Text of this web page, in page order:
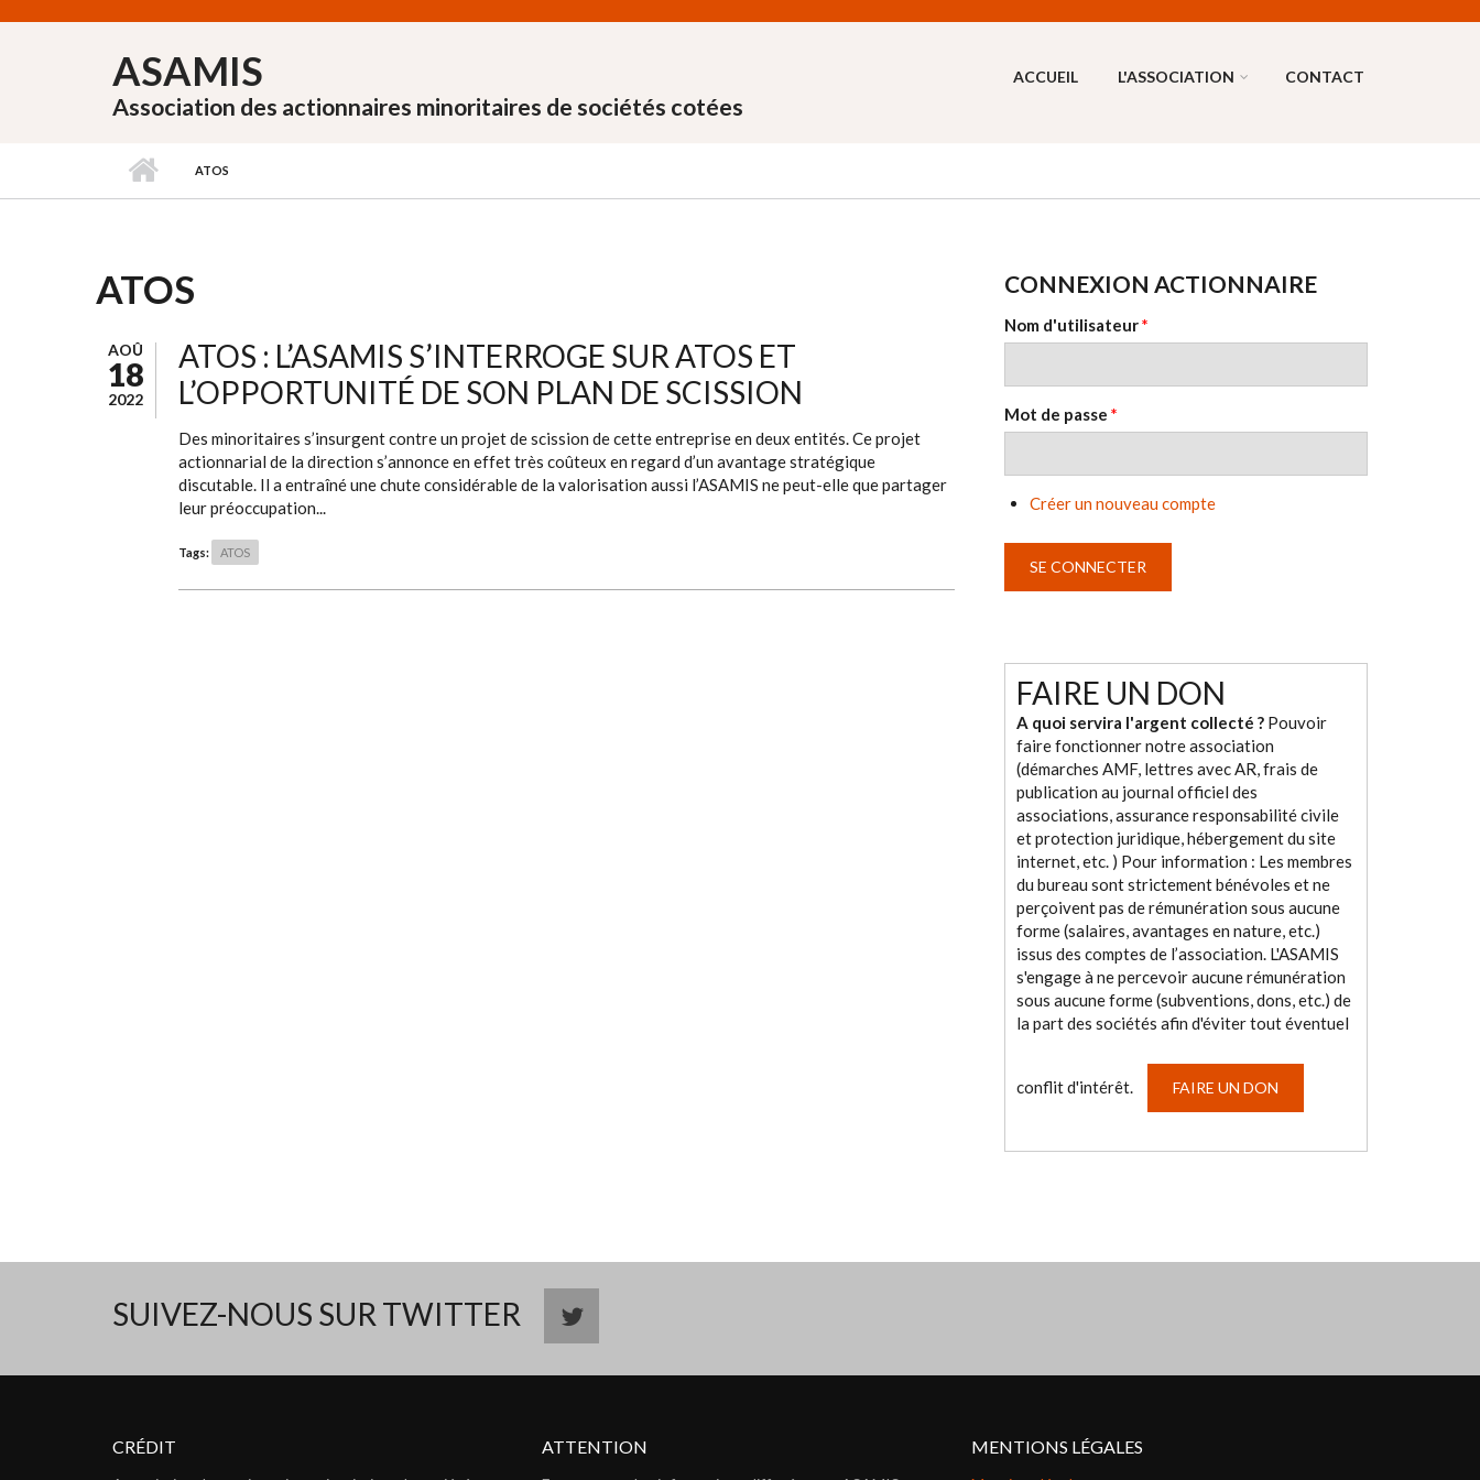
ASAMIS
Association des actionnaires minoritaires de sociétés cotées
ACCUEIL L'ASSOCIATION CONTACT
ATOS
ATOS
AOÛ
18
2022
ATOS : L’ASAMIS S’INTERROGE SUR ATOS ET
L’OPPORTUNITÉ DE SON PLAN DE SCISSION
Des minoritaires s’insurgent contre un projet de scission de cette entreprise en deux entités. Ce projet
actionnarial de la direction s’annonce en effet très coûteux en regard d’un avantage stratégique
discutable. Il a entraîné une chute considérable de la valorisation aussi l’ASAMIS ne peut-elle que partager
leur préoccupation...
Tags: ATOS
CONNEXION ACTIONNAIRE
Nom d'utilisateur*
Mot de passe *
Créer un nouveau compte
FAIRE UN DON
A quoi servira l'argent collecté ? Pouvoir
faire fonctionner notre association
(démarches AMF, lettres avec AR, frais de
publication au journal officiel des
associations, assurance responsabilité civile
et protection juridique, hébergement du site
internet, etc. ) Pour information : Les membres
du bureau sont strictement bénévoles et ne
perçoivent pas de rémunération sous aucune
forme (salaires, avantages en nature, etc.)
issus des comptes de l’association. L'ASAMIS
s'engage à ne percevoir aucune rémunération
sous aucune forme (subventions, dons, etc.) de
la part des sociétés afin d'éviter tout éventuel
conflit d'intérêt. FAIRE UN DON
SUIVEZ-NOUS SUR TWITTER
CRÉDIT ATTENTION MENTIONS LÉGALES